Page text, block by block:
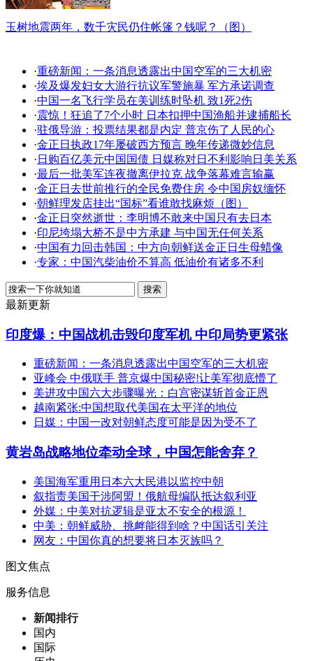
玉树地震两年，数千灾民仍住帐篷？钱呢？（图）
·重磅新闻：一条消息透露出中国空军的三大机密
·埃及爆发妇女大游行抗议军警施暴 军方承诺调查
·中国一名飞行学员在美训练时坠机 致1死2伤
·震惊！狂追了7个小时 日本扣押中国渔船并逮捕船长
·驻俄导游：投票结果都是内定 普京伤了人民的心
·金正日执政17年屡破西方预言 晚年传递微妙信息
· 日购百亿美元中国国债 日媒称对日不利影响日美关系
·最后一批美军连夜撤离伊拉克 战争落幕难言输赢
·金正日去世前推行的全民免费住房 令中国房奴缅怀
·朝鲜理发店挂出“国标”看谁敢找麻烦（图）
·金正日突然逝世：李明博不敢来中国只有去日本
·印尼垮塌大桥不是中方承建 与中国无任何关系
·中国有力回击韩国：中方向朝鲜送金正日生母蜡像
·专家：中国汽柴油价不算高 低油价有诸多不利
最新更新
印度爆：中国战机击毁印度军机 中印局势更紧张
重磅新闻：一条消息透露出中国空军的三大机密
亚峰会 中俄联手 普京爆中国秘密!让美军彻底懵了
美进攻中国六大步骤曝光：白宫密谋斩首金正恩
越南紧张:中国想取代美国在太平洋的地位
日媒：中国一改对朝鲜态度可能是因为受不了
黄岩岛战略地位牵动全球，中国怎能舍弃？
美国海军重用日本六大民港以监控中朝
叙指责美国干涉阿盟！俄航母编队抵达叙利亚
外媒：中美对抗逻辑是亚太不安全的根源！
中美：朝鲜威胁、挑衅能得到啥？中国话引关注
网友：中国你真的想要将日本灭族吗？
图文焦点
服务信息
新闻排行
国内
国际